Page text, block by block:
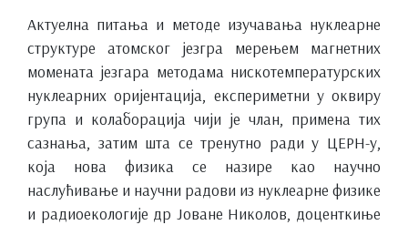
Актуелна питања и методе изучавања нуклеарне
структуре атомског језгра мерењем магнетних
момената језгара методама нискотемпературских
нуклеарних оријентација, експериметни у оквиру
група и колаборација чији је члан, примена тих
сазнања, затим шта се тренутно ради у ЦЕРН-у,
која нова физика се назире као научно
наслућивање и научни радови из нуклеарне физике
и радиоекологије др Јоване Николов, доценткиње